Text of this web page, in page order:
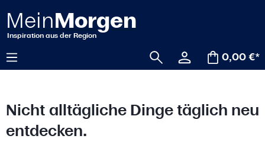
springen
0,00 €*
Nicht alltägliche Dinge täglich neu
entdecken.